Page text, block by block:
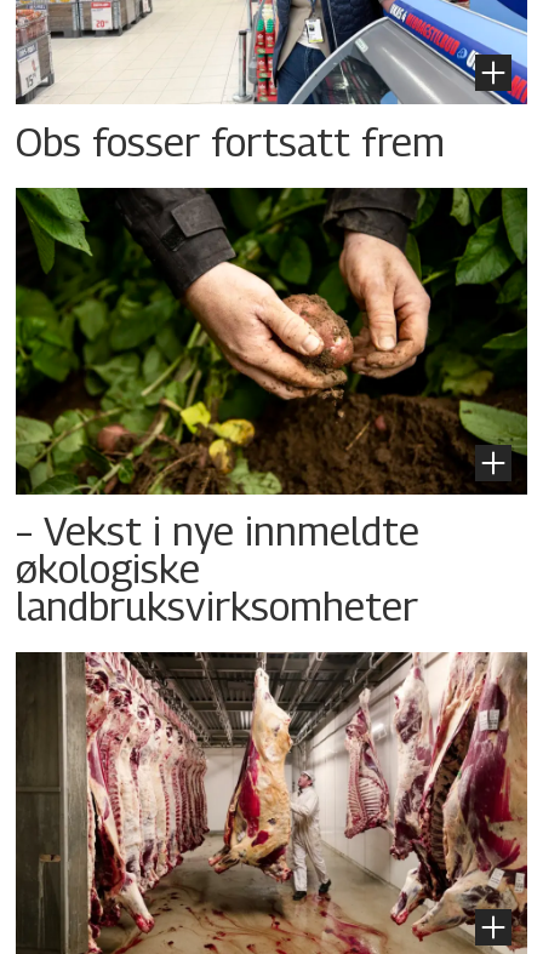
Obs fosser fortsatt frem
– Vekst i nye innmeldte
økologiske
landbruksvirksomheter